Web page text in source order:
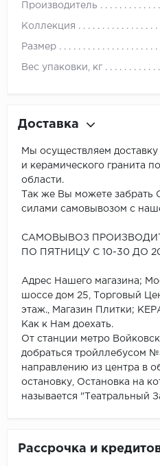
Производитель
Коллекция
Размер
Вес упаковки, кг
Доставка
Мы осуществляем
и керамического гранита
области.
Так же Вы можете забрать
силами самовывозом с
САМОВЫВОЗ
ПО ПЯТНИЦУ С 10-30 ДО
Адрес Нашего магазина;
шоссе дом 25, Торговый
этаж., Магазин Плитки;
Как к Нам доехать.
От станции метро
добраться тройллебусом
направлению из центра в
остановку, Остановка на
называется "Театральный
Рассрочка и